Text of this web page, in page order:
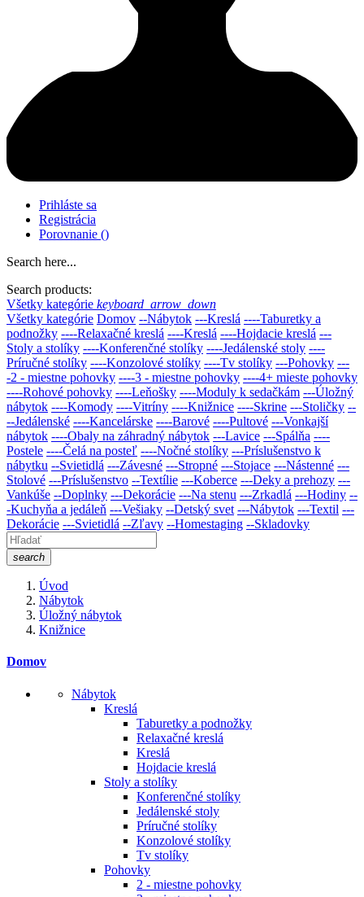
Prihláste sa
Registrácia
Porovnanie ()
Search here...
Search products:
Všetky kategórie keyboard_arrow_down
Všetky kategórie Domov --Nábytok ---Kreslá ----Taburetky a
podnožky ----Relaxačné kreslá ----Kreslá ----Hojdacie kreslá ---
Stoly a stolíky ----Konferenčné stolíky ----Jedálenské stoly ----
Príručné stolíky ----Konzolové stolíky ----Tv stolíky ---Pohovky ---
-2 - miestne pohovky ----3 - miestne pohovky ----4+ mieste pohovky
----Rohové pohovky ----Leňošky ----Moduly k sedačkám ---Úložný
nábytok ----Komody ----Vitríny ----Knižnice ----Skrine ---Stoličky --
--Jedálenské ----Kancelárske ----Barové ----Pultové ---Vonkajší
nábytok ----Obaly na záhradný nábytok ---Lavice ---Spálňa ----
Postele ----Čelá na posteľ ----Nočné stolíky ---Príslušenstvo k
nábytku --Svietidlá ---Závesné ---Stropné ---Stojace ---Nástenné ---
Stolové ---Príslušenstvo --Textílie ---Koberce ---Deky a prehozy ---
Vankúše --Doplnky ---Dekorácie ---Na stenu ---Zrkadlá ---Hodiny --
-Kuchyňa a jedáleň ---Vešiaky --Detský svet ---Nábytok ---Textil ---
Dekorácie ---Svietidlá --Zľavy --Homestaging --Skladovky
search
Úvod
Nábytok
Úložný nábytok
Knižnice
Domov
Nábytok
Kreslá
Taburetky a podnožky
Relaxačné kreslá
Kreslá
Hojdacie kreslá
Stoly a stolíky
Konferenčné stolíky
Jedálenské stoly
Príručné stolíky
Konzolové stolíky
Tv stolíky
Pohovky
2 - miestne pohovky